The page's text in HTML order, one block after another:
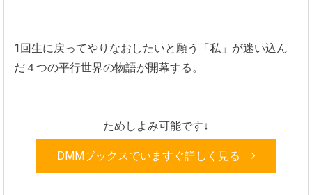
1回生に戻ってやりなおしたいと願う「私」が迷い込ん
だ４つの平行世界の物語が開幕する。
ためしよみ可能です↓
DMMブックスでいますぐ詳しく見る